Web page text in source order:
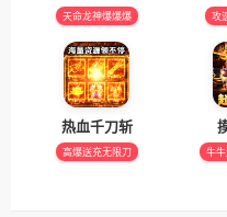
天命龙神爆爆爆 攻
热血千刀斩
高爆送充无限刀 牛